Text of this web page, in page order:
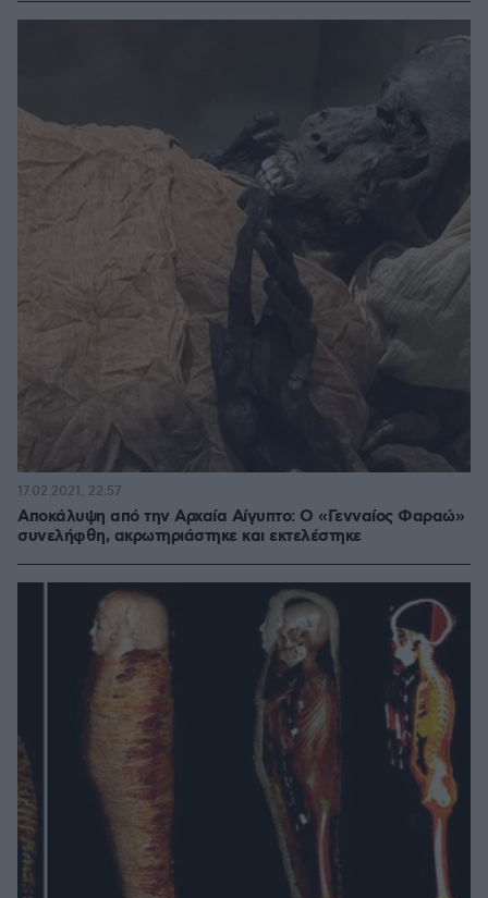
Αποκάλυψη από την Αρχαία Αίγυπτο: Ο «Γενναίος Φαραώ»
συνελήφθη, ακρωτηριάστηκε και εκτελέστηκε
17.02.2021, 22:57